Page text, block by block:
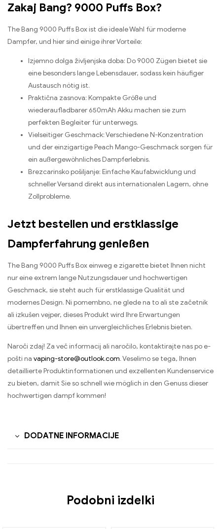
Zakaj Bang? 9000 Puffs Box?
The Bang 9000 Puffs Box ist die ideale Wahl für moderne
Dampfer, und hier sind einige ihrer Vorteile:
Izjemno dolga življenjska doba: Do 9000 Zügen bietet sie
eine besonders lange Lebensdauer, sodass kein häufiger
Austausch nötig ist.
Praktična zasnova: Kompakte Größe und
wiederaufladbarer 650mAh Akku machen sie zum
perfekten Begleiter für unterwegs.
Vielseitiger Geschmack:Verschiedene N-Konzentration
und der einzigartige Peach Mango-Geschmack sorgen für
ein außergewöhnliches Dampferlebnis.
Brezcarinsko pošiljanje: Einfache Kaufabwicklung und
schneller Versand direkt aus internationalen Lagern, ohne
Zollprobleme.
Jetzt bestellen und erstklassige
Dampferfahrung genießen
The Bang 9000 Puffs Box einweg e zigarette bietet Ihnen nicht
nur eine extrem lange Nutzungsdauer und hochwertigen
Geschmack, sie steht auch für erstklassige Qualität und
modernes Design. Ni pomembno, ne glede na to ali ste začetnik
ali izkušen vejper, dieses Produkt wird Ihre Erwartungen
übertreffen und Ihnen ein unvergleichliches Erlebnis bieten.
Naroči zdaj! Za več informacij ali naročilo, kontaktirajte nas po e-
pošti na vaping-store@outlook.com. Veselimo se tega, Ihnen
detaillierte Produktinformationen und exzellenten Kundenservice
zu bieten, damit Sie so schnell wie möglich in den Genuss dieser
hochwertigen dampf kommen!
DODATNE INFORMACIJE
Podobni izdelki